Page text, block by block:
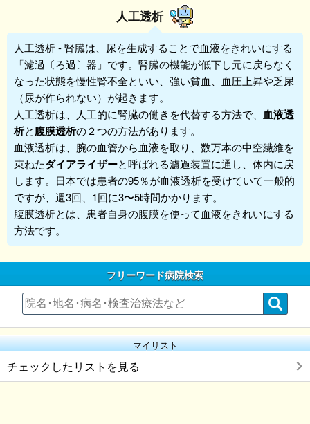
人工透析
人工透析- 腎臓は、尿を生成することで血液をきれいにする
「濾過〔ろ過〕器」です。腎臓の機能が低下し元に戻らなく
なった状態を慢性腎不全といい、強い貧血、血圧上昇や乏尿
（尿が作られない）が起きます。
人工透析は、人工的に腎臓の働きを代替する方法で、 血液透
析と腹膜透析の２つの方法があります。
血液透析は、腕の血管から血液を取り、数万本の中空繊維を
束ねたダイアライザーと呼ばれる濾過装置に通し、体内に戻
します。日本では患者の95％が血液透析を受けていて一般的
ですが、週3回、1回に3〜5時間かかります。
腹膜透析とは、患者自身の腹膜を使って血液をきれいにする
方法です。
フリーワード病院検索
マイリスト
チェックしたリストを見る